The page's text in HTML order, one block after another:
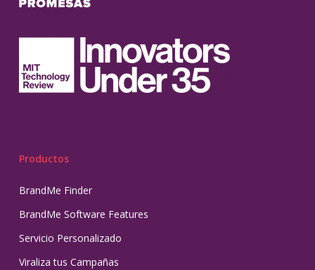
Productos
BrandMe Finder
BrandMe Software Features
Servicio Personalizado
Viraliza tus Campañas